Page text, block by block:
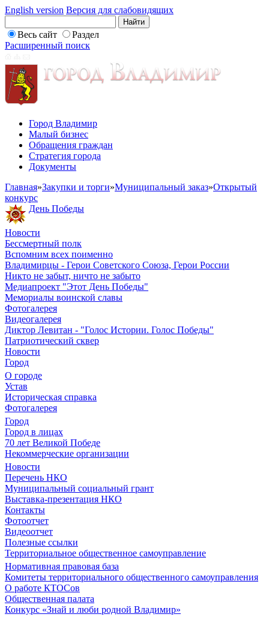
English version Версия для слабовидящих
Весь сайт
Раздел
Расширенный поиск
Город Владимир
Малый бизнес
Обращения граждан
Стратегия города
Документы
Главная»Закупки и торги»Муниципальный заказ»Открытый
конкурс
День Победы
Новости
Бессмертный полк
Вспомним всех поименно
Владимирцы - Герои Советского Союза, Герои России
Никто не забыт, ничто не забыто
Медиапроект "Этот День Победы"
Мемориалы воинской славы
Фотогалерея
Видеогалерея
Диктор Левитан - "Голос Истории. Голос Победы"
Патриотический сквер
Новости
Город
О городе
Устав
Историческая справка
Фотогалерея
Город
Город в лицах
70 лет Великой Победе
Некоммерческие организации
Новости
Перечень НКО
Муниципальный социальный грант
Выставка-презентация НКО
Контакты
Фотоотчет
Видеоотчет
Полезные ссылки
Территориальное общественное самоуправление
Нормативная правовая база
Комитеты территориального общественного самоуправления
О работе КТОСов
Общественная палата
Конкурс «Знай и люби родной Владимир»